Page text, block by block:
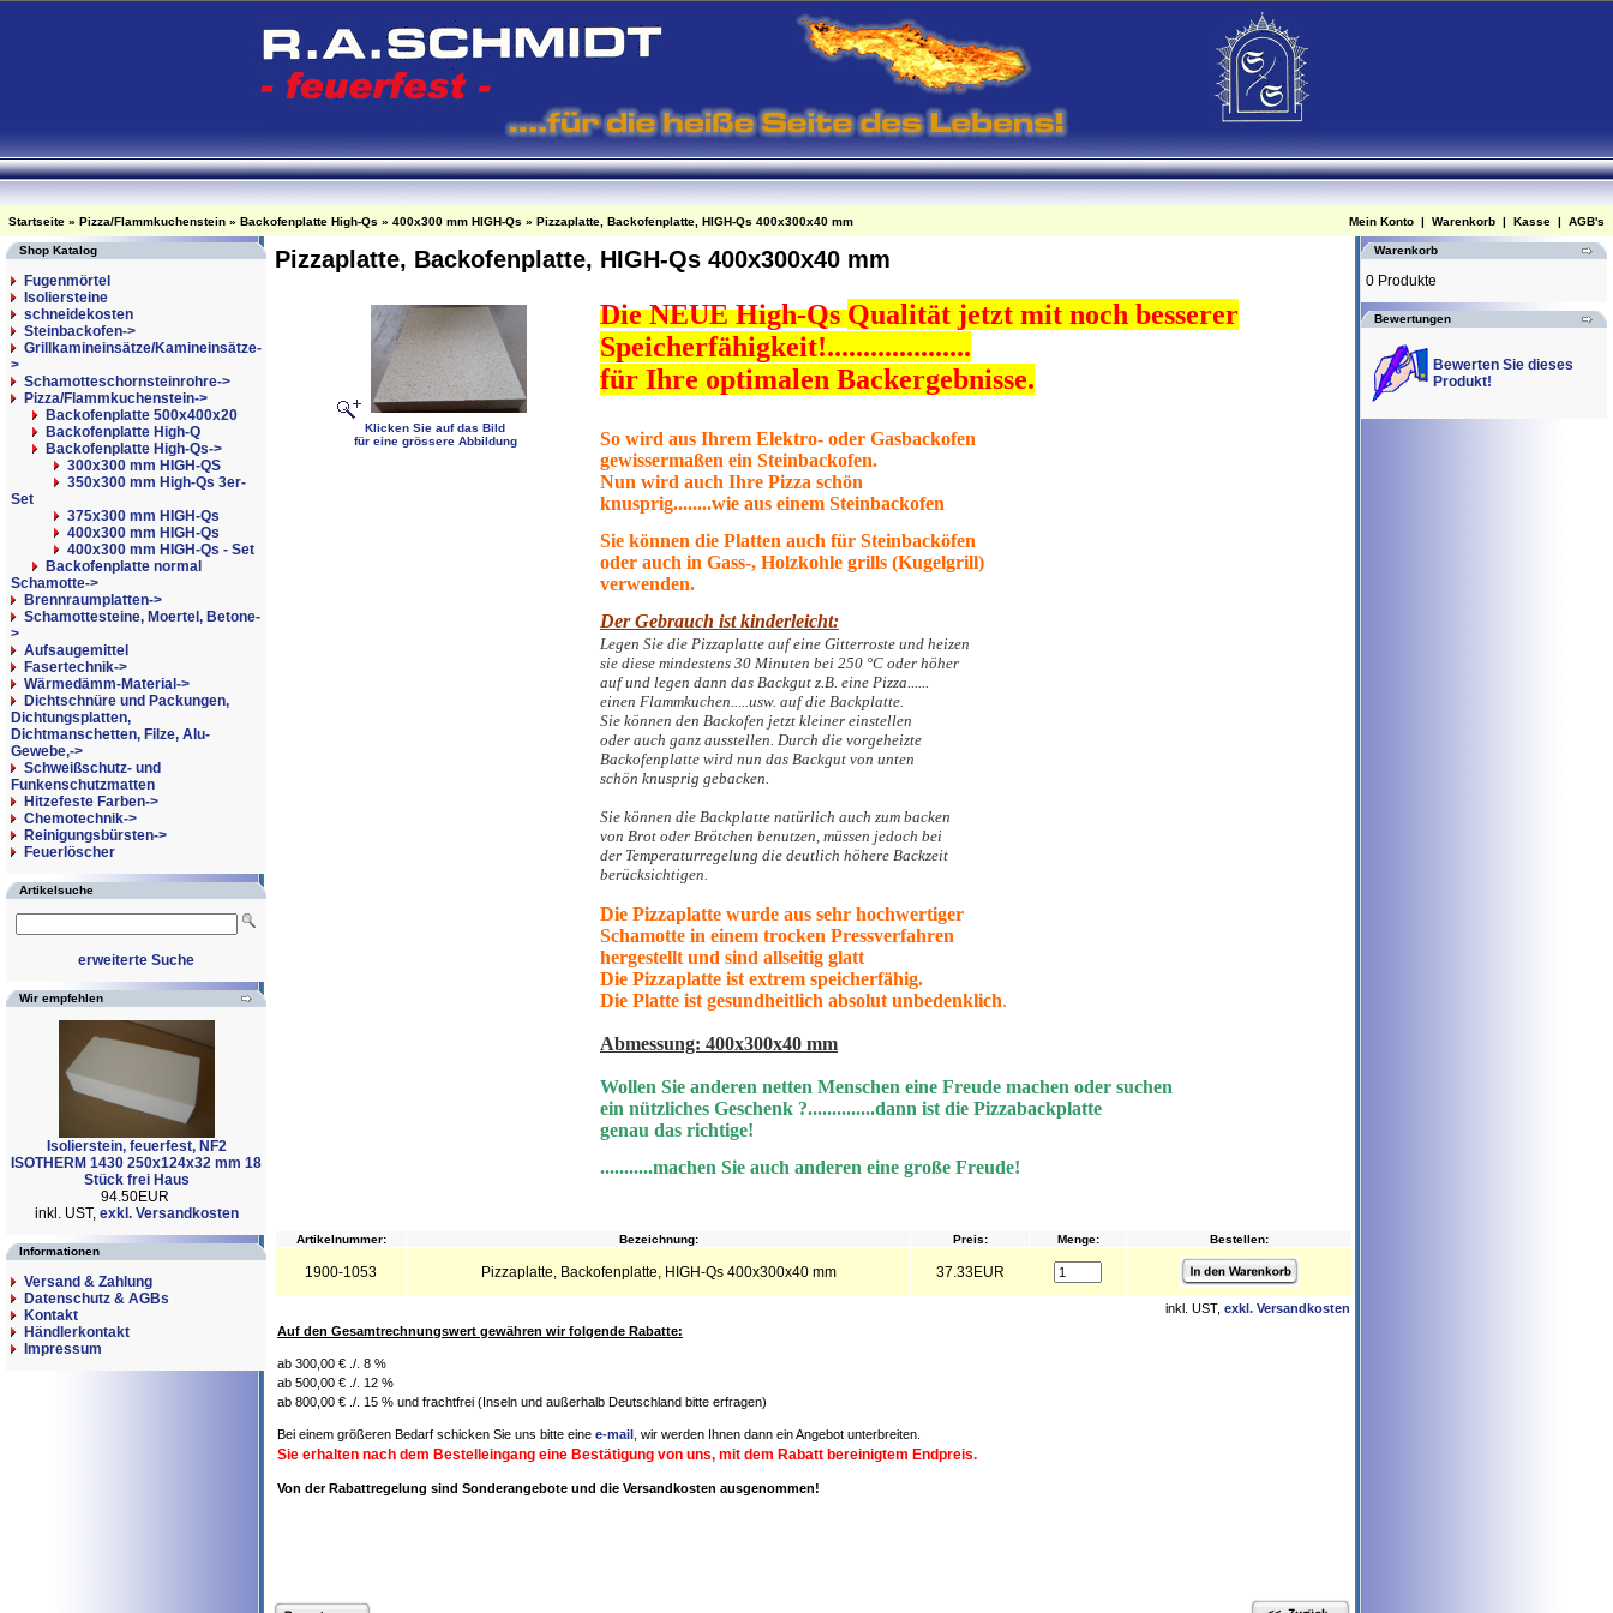
Startseite » Pizza/Flammkuchenstein » Backofenplatte High-Qs » 400x300 mm HIGH-Qs » Pizzaplatte, Backofenplatte, HIGH-Qs 400x300x40 mm Mein Konto | Warenkorb | Kasse | AGB's
Shop Katalog
Fugenmörtel
Isoliersteine
schneidekosten
Steinbackofen->
Grillkamineinsätze/Kamineinsätze-
>
Schamotteschornsteinrohre->
Pizza/Flammkuchenstein->
Backofenplatte 500x400x20
Backofenplatte High-Q
Backofenplatte High-Qs->
300x300 mm HIGH-QS
350x300 mm High-Qs 3er-
Set
375x300 mm HIGH-Qs
400x300 mm HIGH-Qs
400x300 mm HIGH-Qs - Set
Backofenplatte normal
Schamotte->
Brennraumplatten->
Schamottesteine, Moertel, Betone-
>
Aufsaugemittel
Fasertechnik->
Wärmedämm-Material->
Dichtschnüre und Packungen,
Dichtungsplatten,
Dichtmanschetten, Filze, Alu-
Gewebe,->
Schweißschutz- und
Funkenschutzmatten
Hitzefeste Farben->
Chemotechnik->
Reinigungsbürsten->
Feuerlöscher
Artikelsuche
erweiterte Suche
Wir empfehlen
Isolierstein, feuerfest, NF2
ISOTHERM 1430 250x124x32 mm 18
Stück frei Haus
94.50EUR
inkl. UST, exkl. Versandkosten
Informationen
Versand & Zahlung
Datenschutz & AGBs
Kontakt
Händlerkontakt
Impressum
Pizzaplatte, Backofenplatte, HIGH-Qs 400x300x40 mm
Klicken Sie auf das Bild
für eine grössere Abbildung
Die NEUE High-QsQualität jetzt mit noch besserer
Speicherfähigkeit!....................
für Ihre optimalen Backergebnisse.
So wird aus Ihrem Elektro- oder Gasbackofen
gewissermaßen ein Steinbackofen.
Nun wird auch Ihre Pizza schön
knusprig........wie aus einem Steinbackofen
Sie können die Platten auch für Steinbacköfen
oder auch in Gass-, Holzkohle grills (Kugelgrill)
verwenden.
Der Gebrauch ist kinderleicht:
Legen Sie die Pizzaplatte auf eine Gitterroste und heizen
sie diese mindestens 30 Minuten bei 250 °C oder höher
auf und legen dann das Backgut z.B. eine Pizza......
einen Flammkuchen.....usw. auf die Backplatte.
Sie können den Backofen jetzt kleiner einstellen
oder auch ganz ausstellen. Durch die vorgeheizte
Backofenplatte wird nun das Backgut von unten
schön knusprig gebacken.
Sie können die Backplatte natürlich auch zum backen
von Brot oder Brötchen benutzen, müssen jedoch bei
der Temperaturregelung die deutlich höhere Backzeit
berücksichtigen.
Die Pizzaplatte wurde aus sehr hochwertiger
Schamotte in einem trocken Pressverfahren
hergestellt und sind allseitig glatt
Die Pizzaplatte ist extrem speicherfähig.
Die Platte ist gesundheitlich absolut unbedenklich.
Abmessung: 400x300x40 mm
Wollen Sie anderen netten Menschen eine Freude machen oder suchen
ein nützliches Geschenk ?..............dann ist die Pizzabackplatte
genau das richtige!
...........machen Sie auch anderen eine große Freude!
Artikelnummer: Bezeichnung: Preis: Menge: Bestellen:
1900-1053 Pizzaplatte, Backofenplatte, HIGH-Qs 400x300x40 mm 37.33EUR
inkl. UST, exkl. Versandkosten
Auf den Gesamtrechnungswert gewähren wir folgende Rabatte:
ab 300,00 € ./. 8 %
ab 500,00 € ./. 12 %
ab 800,00 € ./. 15 % und frachtfrei (Inseln und außerhalb Deutschland bitte erfragen)
Bei einem größeren Bedarf schicken Sie uns bitte eine e-mail , wir werden Ihnen dann ein Angebot unterbreiten.
Sie erhalten nach dem Bestelleingang eine Bestätigung von uns, mit dem Rabatt bereinigtem Endpreis.
Von der Rabattregelung sind Sonderangebote und die Versandkosten ausgenommen!
Warenkorb
0 Produkte
Bewertungen
Bewerten Sie dieses
Produkt!